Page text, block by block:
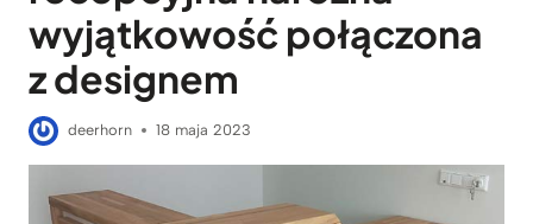
wyjątkowość połączona
z designem
deerhorn 18 maja 2023